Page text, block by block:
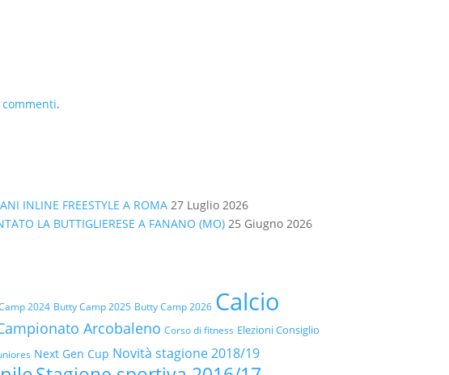
.
INLINE FREESTYLE A ROMA 27 Luglio 2026
LA BUTTIGLIERESE A FANANO (MO) 25 Giugno 2026
2024 Butty Camp 2025 Butty Camp 2026 Calcio
Arcobaleno Corso di fitness Elezioni Consiglio
Next Gen Cup Novità stagione 2018/19